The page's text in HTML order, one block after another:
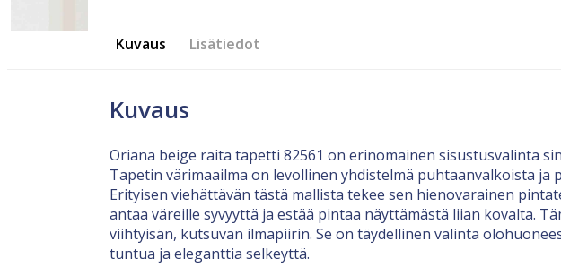
Kuvaus Lisätiedot
Kuvaus
Oriana beige raita tapetti 82561 on erinomainen sisustusvalinta
Tapetin värimaailma on levollinen yhdistelmä puhtaanvalkoista
Erityisen viehättävän tästä mallista tekee sen hienovarainen
antaa väreille syvyyttä ja estää pintaa näyttämästä liian kovalta.
viihtyisän, kutsuvan ilmapiirin. Se on täydellinen valinta
tuntua ja eleganttia selkeyttä.